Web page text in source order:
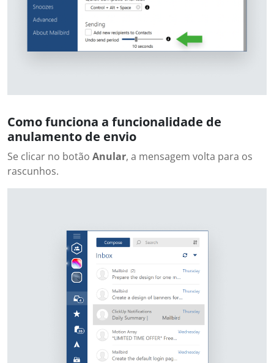
Como funciona a funcionalidade de
anulamento de envio
Se clicar no botão Anular, a mensagem volta para os
rascunhos.